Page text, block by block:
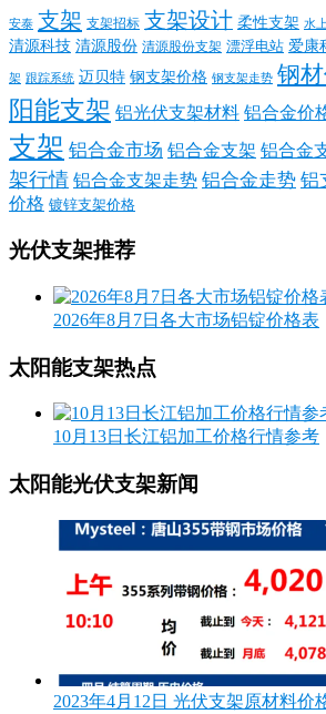
安泰 支架 支架招标 支架设计 柔性支架 水
清源科技 清源股份 清源股份支架 漂浮电站 爱康
架 跟踪系统 迈贝特 钢支架价格 钢支架走势 钢
阳能支架 铝光伏支架材料 铝合金价
支架 铝合金市场 铝合金支架 铝合金
架行情 铝合金支架走势 铝合金走势 铝
价格 镀锌支架价格
光伏支架推荐
2026年8月7日各大市场铝锭价格表
太阳能支架热点
10月13日长江铝加工价格行情参考
太阳能光伏支架新闻
2023年4月12日 光伏支架原材料价